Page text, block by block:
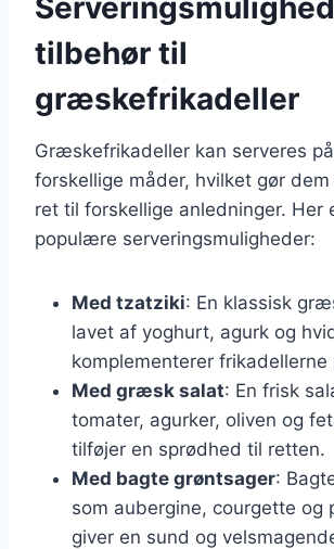
tilbehør til
græskefrikadeller
Græskefrikadeller kan serveres
forskellige måder, hvilket gør
ret til forskellige anledninger. Her
populære serveringsmuligheder:
Med tzatziki: En klassisk
lavet af yoghurt, agurk og
komplementerer frikadellerne
Med græsk salat: En frisk
tomater, agurker, oliven og
tilføjer en sprødhed til retten.
Med bagte grøntsager:
som aubergine, courgette og
giver en sund og